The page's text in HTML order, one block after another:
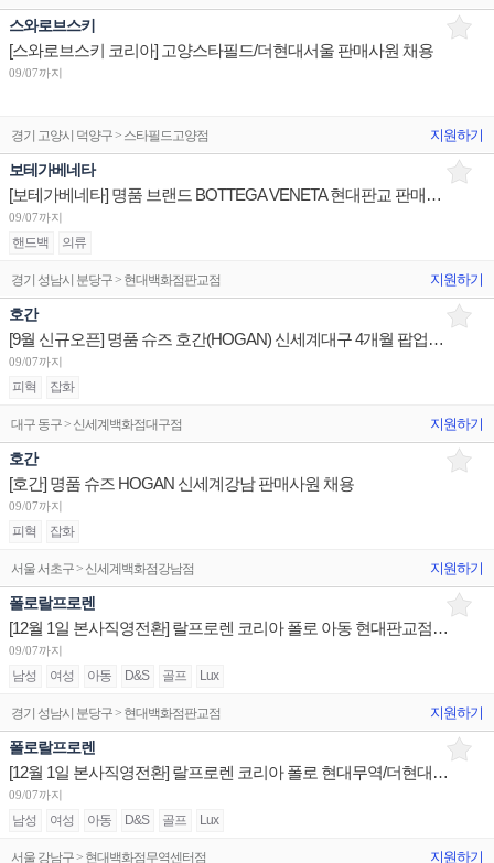
스와로브스키
[스와로브스키 코리아] 고양스타필드/더현대서울 판매사원 채용
09/07까지
경기 고양시 덕양구 > 스타필드고양점 지원하기
보테가베네타
[보테가베네타] 명품 브랜드 BOTTEGA VENETA 현대판교 판매사원/대구 점장/부산 점장,부점장 채용
09/07까지
핸드백 의류
경기 성남시 분당구 > 현대백화점판교점 지원하기
호간
[9월 신규오픈] 명품 슈즈 호간(HOGAN) 신세계대구 4개월 팝업매장 계약직 판매사원 채용
09/07까지
피혁 잡화
대구 동구 > 신세계백화점대구점 지원하기
호간
[호간] 명품 슈즈 HOGAN 신세계강남 판매사원 채용
09/07까지
피혁 잡화
서울 서초구 > 신세계백화점강남점 지원하기
폴로랄프로렌
[12월 1일 본사직영전환] 랄프로렌 코리아 폴로 아동 현대판교점 점장/부점장/시니어/주니어 채용
09/07까지
남성 여성 아동 D&S 골프 Lux
경기 성남시 분당구 > 현대백화점판교점 지원하기
폴로랄프로렌
[12월 1일 본사직영전환] 랄프로렌 코리아 폴로 현대무역/더현대서울/신세계강남 점장/부점장/시니어/주니어
09/07까지
남성 여성 아동 D&S 골프 Lux
서울 강남구 > 현대백화점무역센터점 지원하기